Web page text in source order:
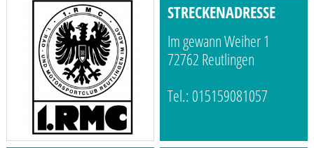
STRECKENADRESSE
Im gewann Weiher 1
72762 Reutlingen
Tel.: 015159081057